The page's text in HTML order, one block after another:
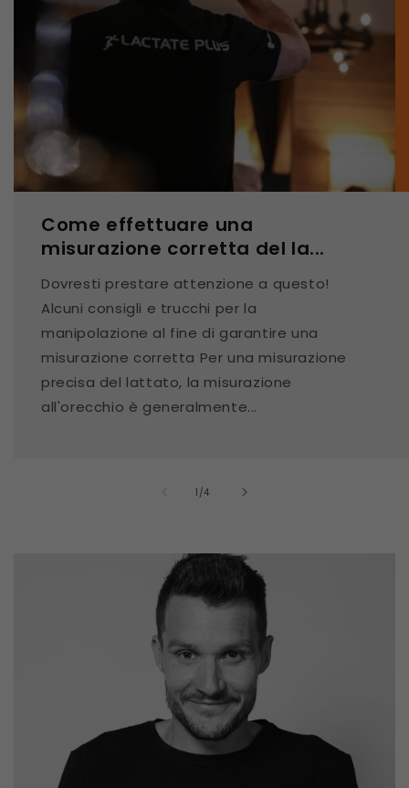
Come effettuare una
misurazione corretta del la...
Dovresti prestare attenzione a questo!
Alcuni consigli e trucchi per la
manipolazione al fine di garantire una
misurazione corretta Per una misurazione
precisa del lattato, la misurazione
all'orecchio è generalmente...
1 /
su4